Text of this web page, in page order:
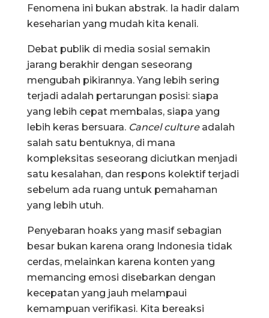
Fenomena ini bukan abstrak. Ia hadir dalam
keseharian yang mudah kita kenali.
Debat publik di media sosial semakin
jarang berakhir dengan seseorang
mengubah pikirannya. Yang lebih sering
terjadi adalah pertarungan posisi: siapa
yang lebih cepat membalas, siapa yang
lebih keras bersuara. Cancel cultureadalah
salah satu bentuknya, di mana
kompleksitas seseorang diciutkan menjadi
satu kesalahan, dan respons kolektif terjadi
sebelum ada ruang untuk pemahaman
yang lebih utuh.
Penyebaran hoaks yang masif sebagian
besar bukan karena orang Indonesia tidak
cerdas, melainkan karena konten yang
memancing emosi disebarkan dengan
kecepatan yang jauh melampaui
kemampuan verifikasi. Kita bereaksi